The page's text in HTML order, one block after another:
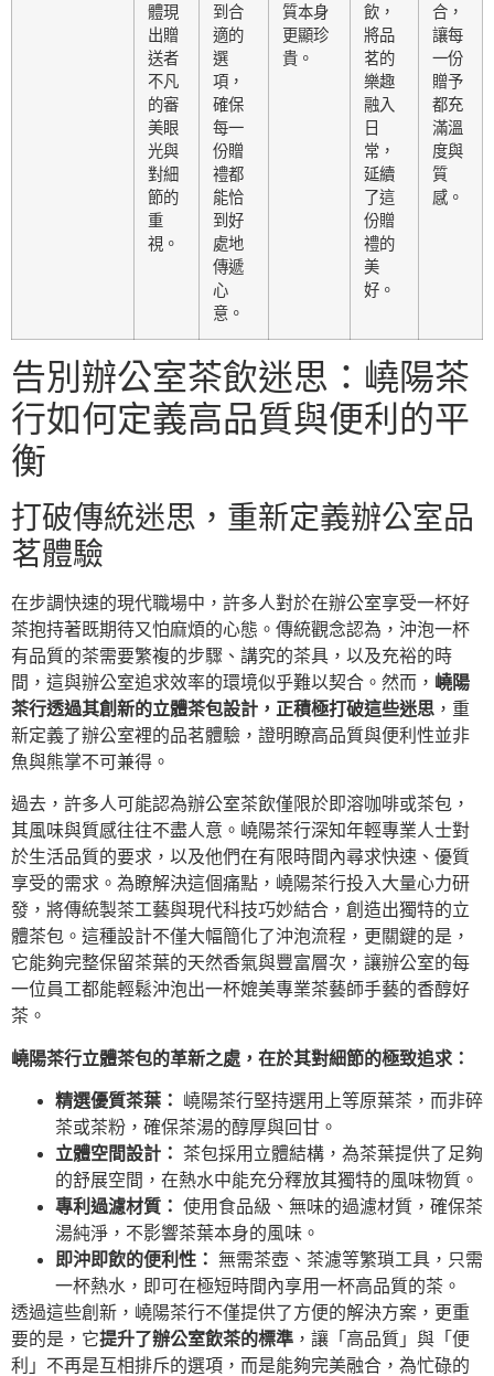
體現
出贈
送者
不凡
的審
美眼
光與
對細
節的
重
視。
到合
適的
選
項，
確保
每一
份贈
禮都
能恰
到好
處地
傳遞
心
意。
質本身
更顯珍
貴。
飲，
將品
茗的
樂趣
融入
日
常，
延續
了這
份贈
禮的
美
好。
合，
讓每
一份
贈予
都充
滿溫
度與
質
感。
告別辦公室茶飲迷思：嶢陽茶
行如何定義高品質與便利的平
衡
打破傳統迷思，重新定義辦公室品
茗體驗
在步調快速的現代職場中，許多人對於在辦公室享受一杯好
茶抱持著既期待又怕麻煩的心態。傳統觀念認為，沖泡一杯
有品質的茶需要繁複的步驟、講究的茶具，以及充裕的時
間，這與辦公室追求效率的環境似乎難以契合。然而， 嶢陽
茶行透過其創新的立體茶包設計，正積極打破這些迷思 ，重
新定義了辦公室裡的品茗體驗，證明瞭高品質與便利性並非
魚與熊掌不可兼得。
過去，許多人可能認為辦公室茶飲僅限於即溶咖啡或茶包，
其風味與質感往往不盡人意。嶢陽茶行深知年輕專業人士對
於生活品質的要求，以及他們在有限時間內尋求快速、優質
享受的需求。為瞭解決這個痛點，嶢陽茶行投入大量心力研
發，將傳統製茶工藝與現代科技巧妙結合，創造出獨特的立
體茶包。這種設計不僅大幅簡化了沖泡流程，更關鍵的是，
它能夠完整保留茶葉的天然香氣與豐富層次，讓辦公室的每
一位員工都能輕鬆沖泡出一杯媲美專業茶藝師手藝的香醇好
茶。
嶢陽茶行立體茶包的革新之處，在於其對細節的極致追求：
精選優質茶葉：
嶢陽茶行堅持選用上等原葉茶，而非碎
茶或茶粉，確保茶湯的醇厚與回甘。
立體空間設計： 茶包採用立體結構，為茶葉提供了足夠
的舒展空間，在熱水中能充分釋放其獨特的風味物質。
專利過濾材質： 使用食品級、無味的過濾材質，確保茶
湯純淨，不影響茶葉本身的風味。
即沖即飲的便利性： 無需茶壺、茶濾等繁瑣工具，只需
一杯熱水，即可在極短時間內享用一杯高品質的茶。
透過這些創新，嶢陽茶行不僅提供了方便的解決方案，更重
要的是，它提升了辦公室飲茶的標準 ，讓「高品質」與「便
利」不再是互相排斥的選項，而是能夠完美融合，為忙碌的